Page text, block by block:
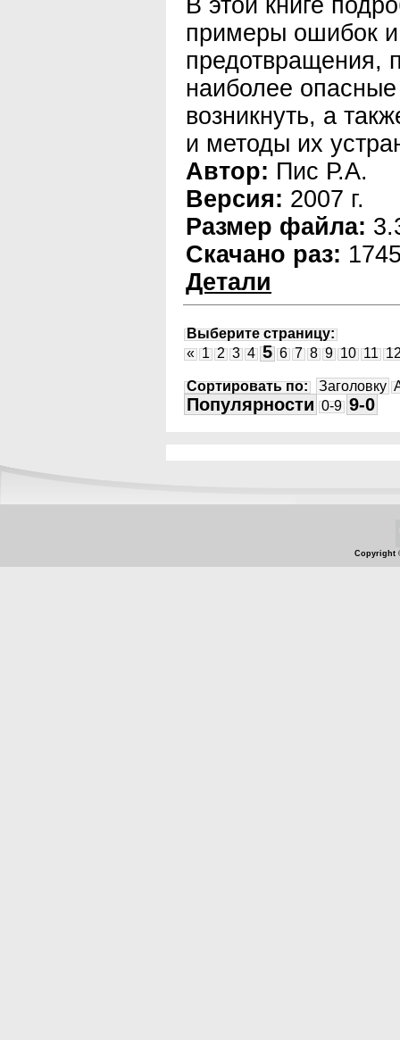
В этой книге
примеры ошибок
предотвращения,
наиболее
возникнуть, а
и методы их
Автор: Пис Р.А.
Версия: 2007 г.
Размер файла:
Скачано раз:
Детали
Выберите страницу:
« 1 2 3 4 5 6 7 8 9 10 11
Сортировать по: Заголовку
Популярности 0-9 9-0
Copyright